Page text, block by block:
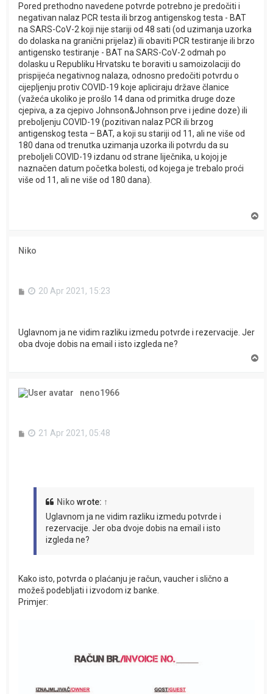
Pored prethodno navedene potvrde potrebno je predočiti i
negativan nalaz PCR testa ili brzog antigenskog testa - BAT
na SARS-CoV-2 koji nije stariji od 48 sati (od uzimanja uzorka
do dolaska na granični prijelaz) ili obaviti PCR testiranje ili brzo
antigensko testiranje - BAT na SARS-CoV-2 odmah po
dolasku u Republiku Hrvatsku te boraviti u samoizolaciji do
prispijeća negativnog nalaza, odnosno predočiti potvrdu o
cijepljenju protiv COVID-19 koje apliciraju države članice
(važeća ukoliko je prošlo 14 dana od primitka druge doze
cjepiva, a za cjepivo Johnson&Johnson prve i jedine doze) ili
preboljenju COVID-19 (pozitivan nalaz PCR ili brzog
antigenskog testa – BAT, a koji su stariji od 11, ali ne više od
180 dana od trenutka uzimanja uzorka ili potvrdu da su
preboljeli COVID-19 izdanu od strane liječnika, u kojoj je
naznačen datum početka bolesti, od kojega je trebalo proći
više od 11, ali ne više od 180 dana).
Niko
P
20 Apr 2021, 15:23
Uglavnom ja ne vidim razliku izmedu potvrde i rezervacije. Jer
oba dvoje dobis na email i isto izgleda ne?
neno1966
P
21 Apr 2021, 05:48
Niko wrote: ↑
Uglavnom ja ne vidim razliku izmedu potvrde i
rezervacije. Jer oba dvoje dobis na email i isto
izgleda ne?
Kako isto, potvrda o plaćanju je račun, vaucher i slično a
možeš podebljati i izvodom iz banke.
Primjer: